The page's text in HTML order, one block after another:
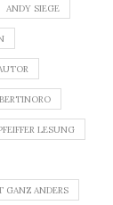
ANDY SIEGE
BERTINORO
LESUNG
GANZ ANDERS